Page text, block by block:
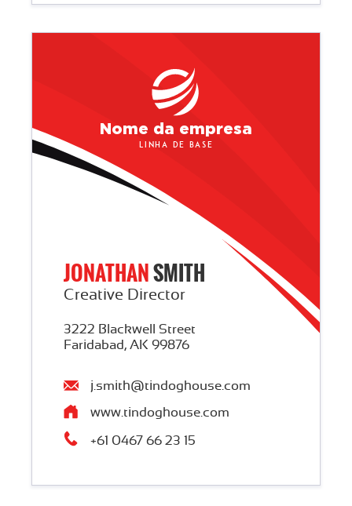
+61 0467 66 23 15
www.tindoghouse.com
Creative Director
3222 Blackwell Street
Faridabad, AK 99876
j.smith@tindoghouse.com
JONATHANSMITH
Nome da empresa
Linha de base